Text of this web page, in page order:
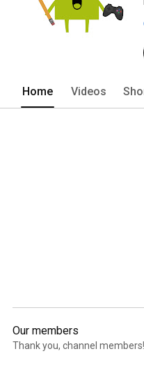
Home Videos
Our members
Thank you, channel members!